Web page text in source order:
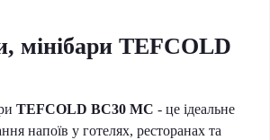
мінібари TEFCOLD
TEFCOLD BC30 MC - це ідеальне
напоїв у готелях, ресторанах та